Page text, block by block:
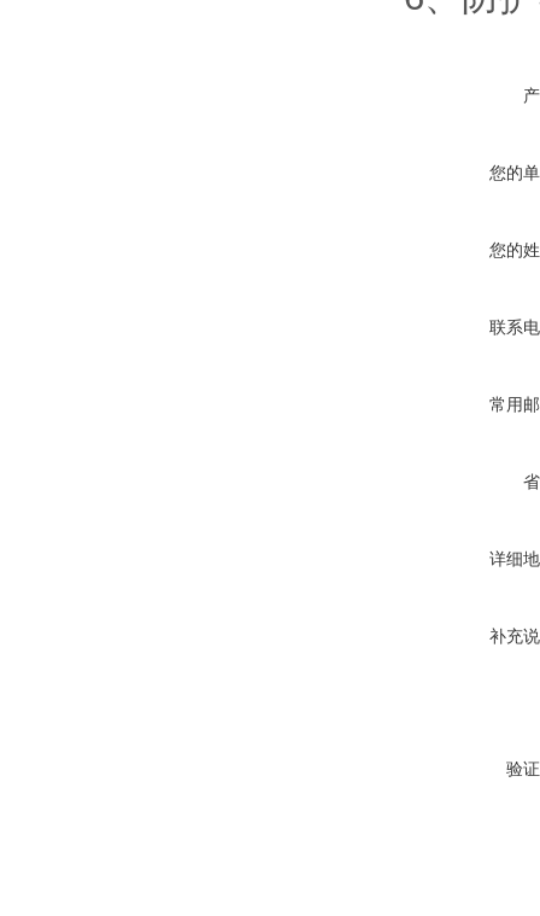
您的
您的
联系
常用
详细
补充
验